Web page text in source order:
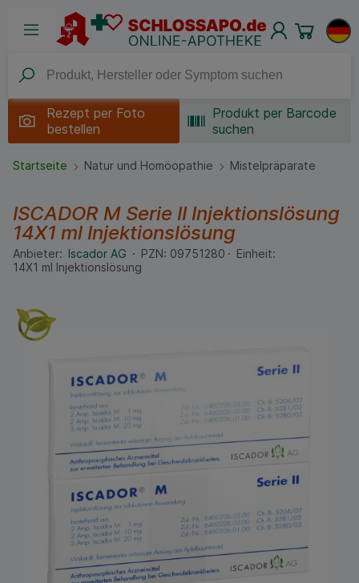
Rezept per Foto
bestellen
Produkt per Barcode
suchen
Startseite Natur und Homöopathie Mistelpräparate
ISCADOR M Serie II Injektionslösung
14X1 ml Injektionslösung
Anbieter: Iscador AG PZN: 09751280
Einheit:
14X1 ml Injektionslösung